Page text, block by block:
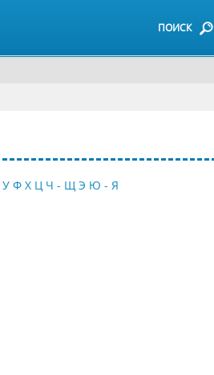
ПОИСК
У Ф Х Ц Ч - Щ Э Ю - Я